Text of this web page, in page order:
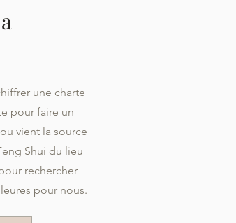
une charte
pour faire un
vient la source
Shui du lieu
rechercher
pour nous.